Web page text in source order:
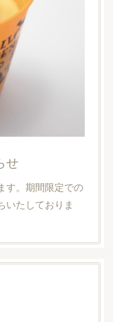
せ
す。期間限定での
いたしておりま